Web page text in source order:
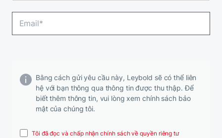
Bằng cách gửi yêu cầu này, Leybold sẽ có thể liên
hệ với bạn thông qua thông tin được thu thập. Để
biết thêm thông tin, vui lòng xem chính sách bảo
mật của chúng tôi.
Tôi đã đọc và chấp nhận chính sách về quyền riêng tư